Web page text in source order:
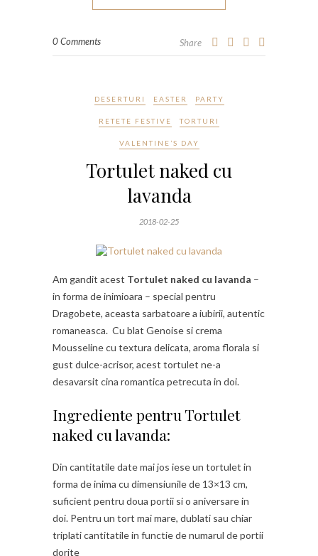
0 Comments Share
DESERTURI EASTER PARTY
RETETE FESTIVE TORTURI
VALENTINE’S DAY
Tortulet naked cu
lavanda
2018-02-25
Am gandit acest Tortulet naked cu lavanda –
in forma de inimioara – special pentru
Dragobete, aceasta sarbatoare a iubirii, autentic
romaneasca. Cu blat Genoise si crema
Mousseline cu textura delicata, aroma florala si
gust dulce-acrisor, acest tortulet ne-a
desavarsit cina romantica petrecuta in doi.
Ingrediente pentru Tortulet
naked cu lavanda:
Din cantitatile date mai jos iese un tortulet in
forma de inima cu dimensiunile de 13×13 cm,
suficient pentru doua portii si o aniversare in
doi. Pentru un tort mai mare, dublati sau chiar
triplati cantitatile in functie de numarul de portii
dorite